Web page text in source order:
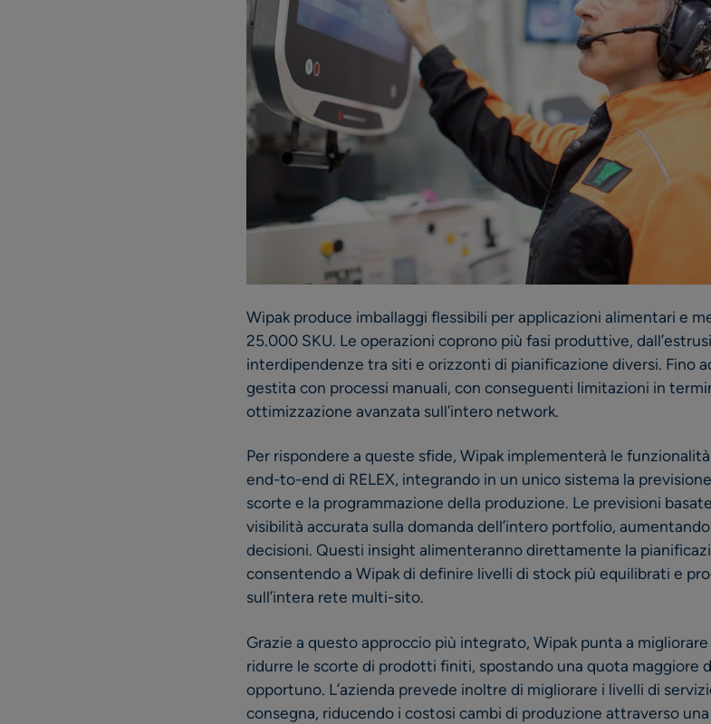
Wipak produce imballaggi flessibili per applicazioni alimentari e
25.000 SKU. Le operazioni coprono più fasi produttive,
interdipendenze tra siti e orizzonti di pianificazione diversi. Fino
gestita con processi manuali, con conseguenti limitazioni in
ottimizzazione avanzata sull’intero network.
Per rispondere a queste sfide, Wipak implementerà le
end-to-end di RELEX, integrando in un unico sistema la
scorte e la programmazione della produzione. Le previsioni
visibilità accurata sulla domanda dell’intero portfolio,
decisioni. Questi insight alimenteranno direttamente la
consentendo a Wipak di definire livelli di stock più equilibrati e
sull’intera rete multi-sito.
Grazie a questo approccio più integrato, Wipak punta a
ridurre le scorte di prodotti finiti, spostando una quota maggiore
opportuno. L’azienda prevede inoltre di migliorare i livelli di
consegna, riducendo i costosi cambi di produzione attraverso